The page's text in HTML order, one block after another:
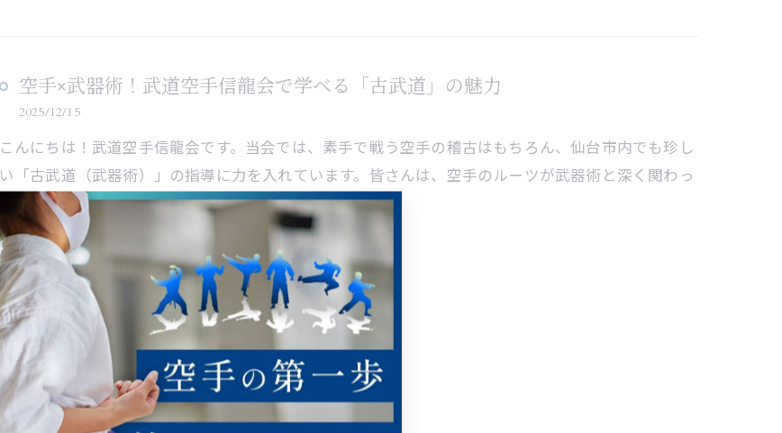
空手×武器術！武道空手信龍会で学べる「古武道」の魅力
2025/12/15
こんにちは！武道空手信龍会です。当会では、素手で戦う空手の稽古はもちろん、仙台市内でも珍し
い「古武道（武器術）」の指導に力を入れています。皆さんは、空手のルーツが武器術と深く関わっ
ているこ…